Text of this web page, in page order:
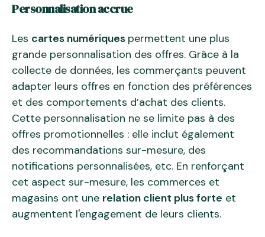
Personnalisation accrue
Les cartes numériques permettent une plus
grande personnalisation des offres. Grâce à la
collecte de données, les commerçants peuvent
adapter leurs offres en fonction des préférences
et des comportements d’achat des clients.
Cette personnalisation ne se limite pas à des
offres promotionnelles : elle inclut également
des recommandations sur-mesure, des
notifications personnalisées, etc. En renforçant
cet aspect sur-mesure, les commerces et
magasins ont une relation client plus forte et
augmentent l'engagement de leurs clients.